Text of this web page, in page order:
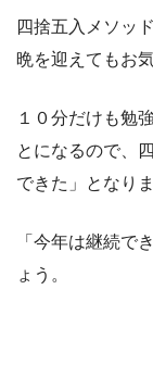
四捨五入メソッ
晩を迎えてもお
１０分だけも勉
とになるので、
できた」となりま
「今年は継続で
ょう。